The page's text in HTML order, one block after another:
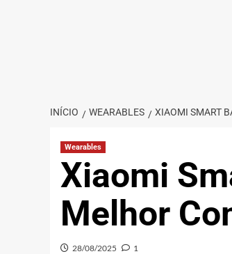
INÍCIO WEARABLES XIAOMI SMART
Wearables
Xiaomi
Melhor
28/08/2025 1